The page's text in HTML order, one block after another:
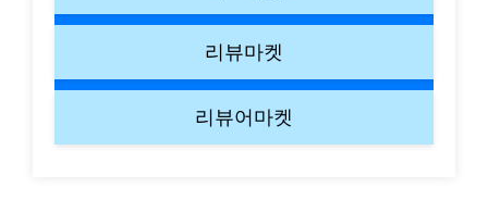
리뷰마켓
리뷰어마켓